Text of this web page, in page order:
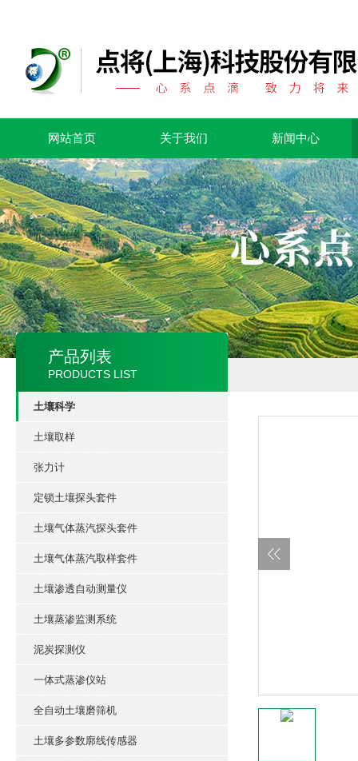
网站首页 关于我们 新闻中心
产品列表
PRODUCTS LIST
土壤科学
土壤取样
张力计
定锁土壤探头套件
土壤气体蒸汽探头套件
土壤气体蒸汽取样套件
土壤渗透自动测量仪
土壤蒸渗监测系统
泥炭探测仪
一体式蒸渗仪站
全自动土壤磨筛机
土壤多参数廓线传感器